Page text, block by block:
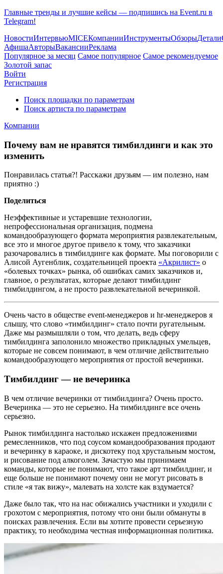
Главные тренды и лучшие кейсы — подпишись на Event.ru в
Telegram!
НовостиИнтервьюMICEКомпанииИнструментыОбзорыДетали
АфишаАвторыВакансииРеклама
Популярное за месяц Самое популярное Самое рекомендуемое
Золотой запас
Войти
Регистрация
Поиск площадки по параметрам
Поиск артиста по параметрам
Компании
Почему вам не нравятся тимбилдинги и как это
изменить
Понравилась статья?! Расскажи друзьям — им полезно, нам
приятно :)
Поделиться
Неэффективные и устаревшие технологии,
непрофессиональная организация, подмена
командообразующего формата мероприятия развлекательным,
все это и многое другое привело к тому, что заказчики
разочаровались в тимбилдинге как формате. Мы поговорили с
Алисой Аугенблик, создательницей проекта «Акрилист» о
«болевых точках» рынка, об ошибках самих заказчиков и,
главное, о результатах, которые делают тимбилдинг
тимбилдингом, а не просто развлекательной вечеринкой.
Очень часто в обществе event-менеджеров и hr-менеджеров я
слышу, что слово «тимбилдинг» стало почти ругательным.
Даже мы размышляли о том, что делать, ведь сферу
тимбилдинга заполонило множество прикладных умельцев,
которые не совсем понимают, в чем отличие действительно
командообразующего мероприятия от простой вечеринки.
Тимбилдинг — не вечеринка
В чем отличие вечеринки от тимбилдинга? Очень просто.
Вечеринка — это не серьезно. На тимбилдинге все очень
серьезно.
Рынок тимбилдинга настолько искажен предложениями
ремесленников, что под соусом командообразования продают
и вечеринку в караоке, и дискотеку под хрустальным мостом,
и рисование под алкоголем. Зачастую мы принимаем
команды, которые не понимают, что такое арт тимбилдинг, и
еще больше не понимают почему они не могут рисовать в
стиле «я так вижу», малевать на холсте как вздумается?
Даже было так, что на нас обижались участники и уходили с
грохотом с мероприятия, потому что они были обмануты в
поисках развлечения. Если вы хотите провести серьезную
практику, то необходима честная информационная политика.